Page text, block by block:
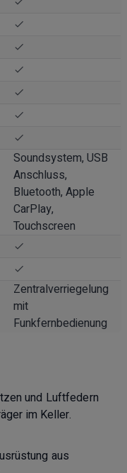
Soundsystem, USB
Anschluss,
Bluetooth, Apple
CarPlay,
Touchscreen
Zentralverriegelung
mit
Funkfernbedienung
und Luftfedern
im Keller.
aus